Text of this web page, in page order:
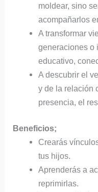
moldear, sino
acompañarlos
A transformar
generaciones o
educativo,
A descubrir el
y de la relación
presencia, el
Beneficios;
Crearás
tus hijos.
Aprenderás a
reprimirlas.